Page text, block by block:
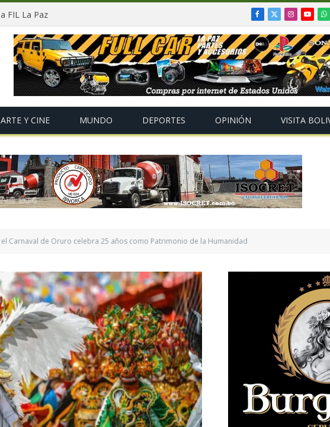
FIL La Paz Facebook
X
(Twitter)
Instagram
ARTE Y CINE MUNDO DEPORTES OPINIÓN VISITA
Carnaval de Oruro celebra 25 años como Patrimonio de la Humanidad